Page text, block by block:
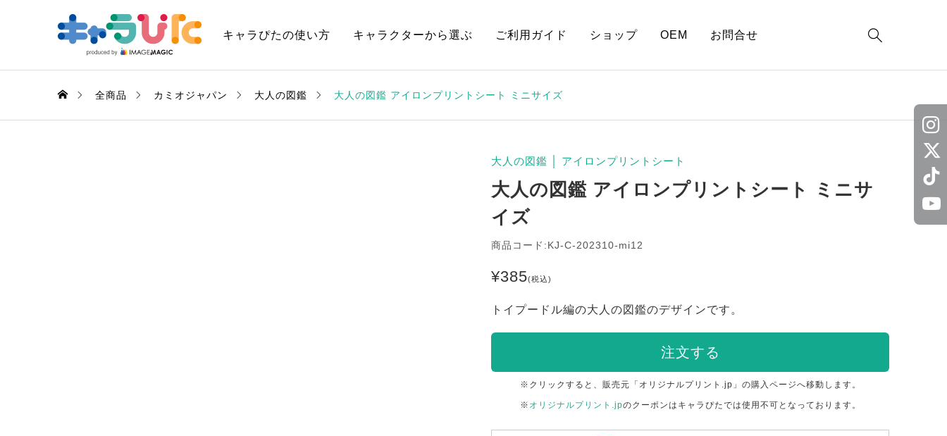
キャラぴたの使い方 キャラクターから選ぶ ご利用ガイド ショップ OEM お問合せ 
全商品 カミオジャパン 大人の図鑑 大人の図鑑 アイロンプリントシート ミニサイズ
大人の図鑑 アイロンプリントシート
大人の図鑑 アイロンプリントシート ミニサ
イズ
商品コード:KJ-C-202310-mi12
¥385(税込)
トイプードル編の大人の図鑑のデザインです。
注文する
※クリックすると、販売元「オリジナルプリント.jp」の購入ページへ移動します。
※ オリジナルプリント.jpのクーポンはキャラぴたでは使用不可となっております。